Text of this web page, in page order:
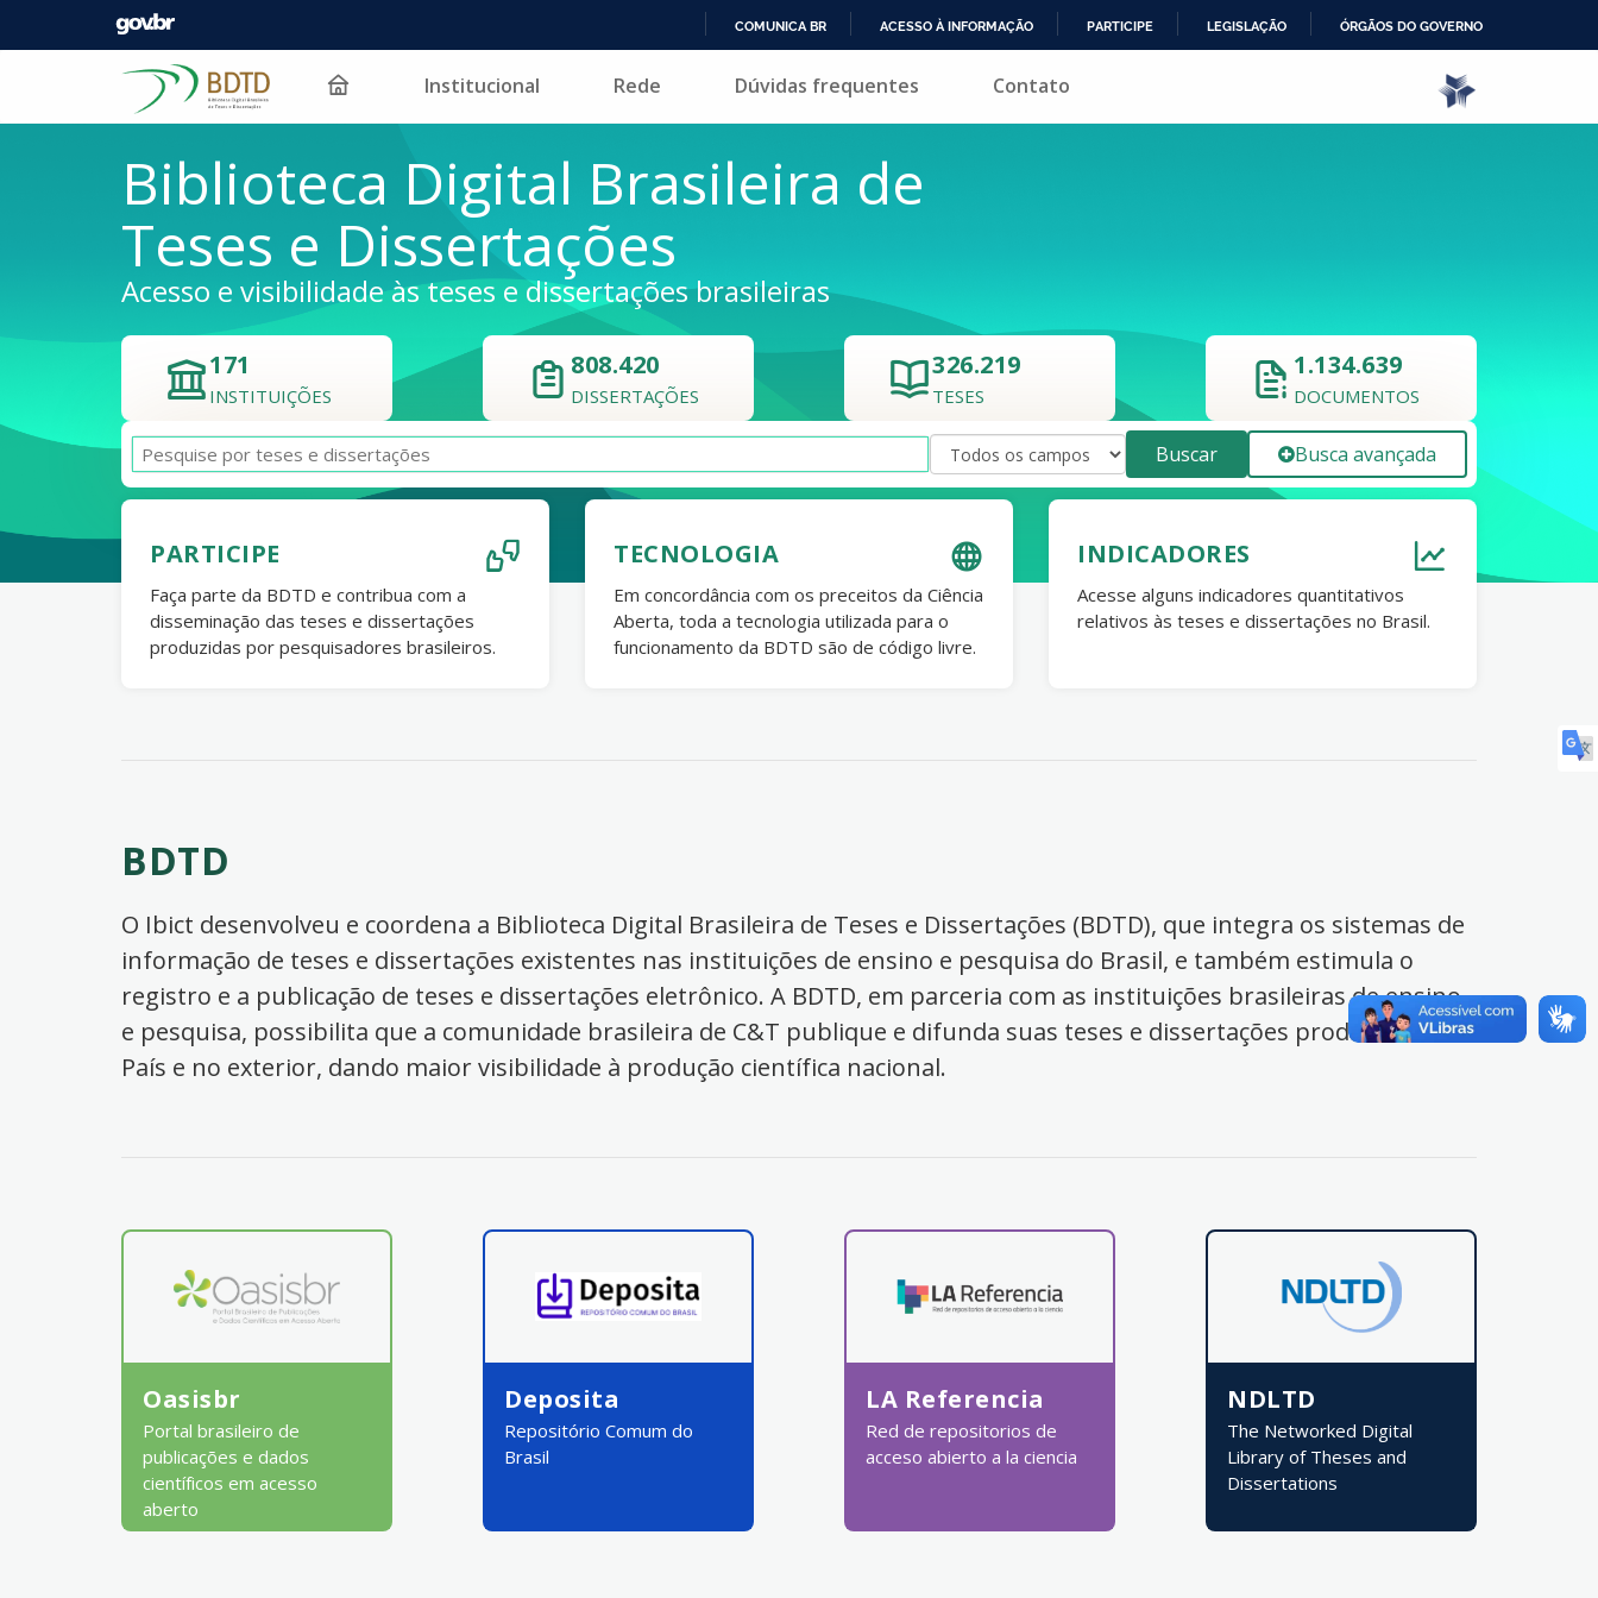
PARA
COMUNICA BR ACESSO À INFORMAÇÃO PARTICIPE LEGISLAÇÃO ÓRGÃOS DO GOVERNO
Pular para o conteúdo Institucional Rede Dúvidas frequentes Contato
Biblioteca Digital Brasileira de
Teses e Dissertações
Acesso e visibilidade às teses e dissertações brasileiras
171
INSTITUIÇÕES
808.420
DISSERTAÇÕES
326.219
TESES
1.134.639
DOCUMENTOS
Buscar Busca avançada
PARTICIPE
Faça parte da BDTD e contribua com a
disseminação das teses e dissertações
produzidas por pesquisadores brasileiros.
TECNOLOGIA
Em concordância com os preceitos da Ciência
Aberta, toda a tecnologia utilizada para o
funcionamento da BDTD são de código livre.
INDICADORES
Acesse alguns indicadores quantitativos
relativos às teses e dissertações no Brasil.
BDTD
O Ibict desenvolveu e coordena a Biblioteca Digital Brasileira de Teses e Dissertações (BDTD), que integra os sistemas de
informação de teses e dissertações existentes nas instituições de ensino e pesquisa do Brasil, e também estimula o
registro e a publicação de teses e dissertações eletrônico. A BDTD, em parceria com as instituições brasileiras de ensino
e pesquisa, possibilita que a comunidade brasileira de C&T publique e difunda suas teses e dissertações produzidas no
País e no exterior, dando maior visibilidade à produção científica nacional.
Oasisbr
Portal brasileiro de
publicações e dados
científicos em acesso
aberto
Deposita
Repositório Comum do
Brasil
LA Referencia
Red de repositorios de
acceso abierto a la ciencia
NDLTD
The Networked Digital
Library of Theses and
Dissertations